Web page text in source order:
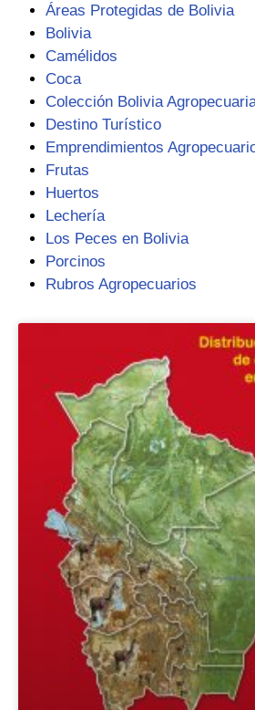
Áreas Protegidas de Bolivia
Bolivia
Camélidos
Coca
Colección Bolivia
Destino Turístico
Emprendimientos
Frutas
Huertos
Lechería
Los Peces en Bolivia
Porcinos
Rubros Agropecuarios